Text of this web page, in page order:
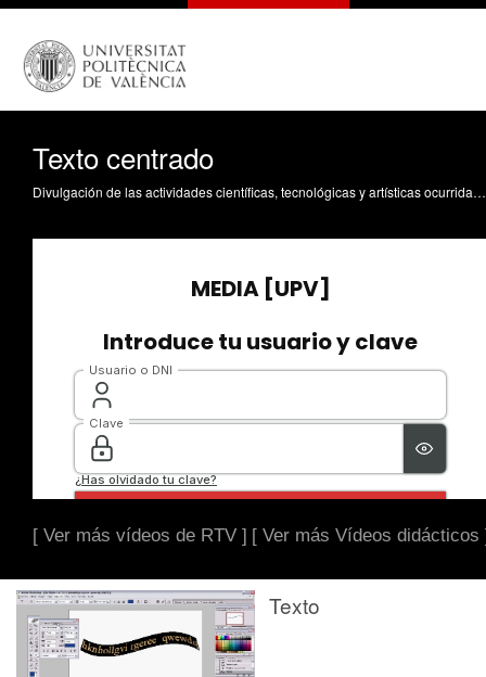
Texto centrado
Divulgación de las actividades científicas, tecnológicas y artísticas ocurridas en los tres campus de la UPV
[ Ver más vídeos de RTV ] [ Ver más Vídeos didácticos
Texto